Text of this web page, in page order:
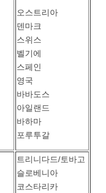
오스트리아
덴마크
스위스
벨기에
스페인
영국
바바도스
아일랜드
바하마
포루투갈
트리니다드/토바고
슬로베니아
코스타리카